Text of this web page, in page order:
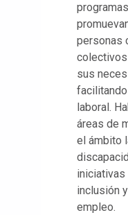
personas
colectivos
sus
laboral.
áreas de
el ámbito
iniciativas
inclusión
empleo.